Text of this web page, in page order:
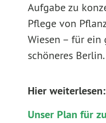
Aufgabe zu
Pflege von
Wiesen – für ein
schöneres Berlin.
Hier weiterlesen:
Unser Plan für